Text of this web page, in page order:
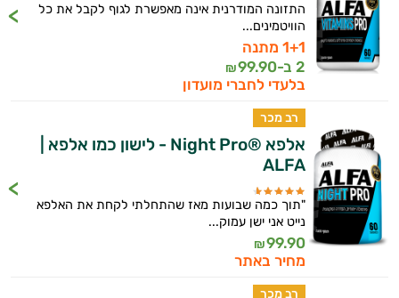
התזונה המודרנית אינה מאפשרת לגוף לקבל את כל
הוויטמינים...
1+1 מתנה
2 ב-
99.90
₪
בלעדי לחברי מועדון
רב מכר
אלפא ®Night Pro - לישון כמו אלפא |
ALFA
"תוך כמה שבועות מאז שהתחלתי לקחת את האלפא
נייט אני ישן עמוק...
99.90
₪
מחיר באתר
רב מכר
היי,
אני יועץ הבריאות האישי AI של טבע בריא.
התשובות שלי מבוססות על מאגרי מידע קליניים
וספרות מקצועית בתחומי הרפואה הטבעית
ותזונת הספורט.
אני כאן כדי לעזור לך להתאים את תוספי
התזונה ומוצרי הבריאות המדויקים למטרות
ולמצב הגופני שלך, ולהסביר לך אילו רכיבים
עובדים יחד כדי למקסם תוצאות גם בחיי היום
יום וגם בתחום הכושר והספורט.